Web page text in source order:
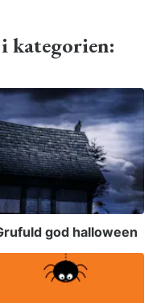
kategorien:
god halloween